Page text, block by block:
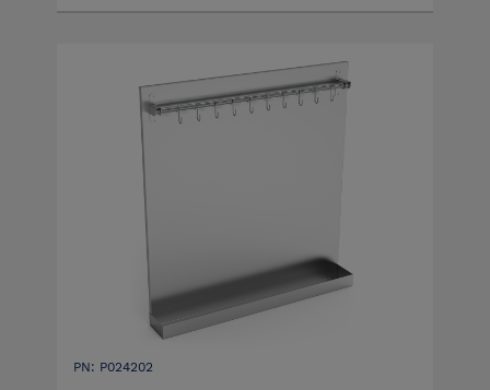
PN: P024202